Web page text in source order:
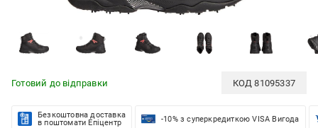
Готовий до відправки КОД81095337
Безкоштовна доставка
в поштомати Епіцентр
-10% з суперкредиткою VISA Вигода